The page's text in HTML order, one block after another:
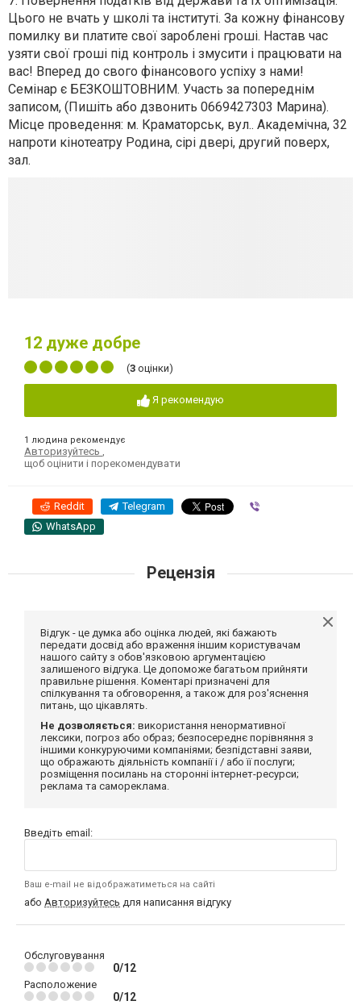
Цього не вчать у школі та інституті. За кожну фінансову
помилку ви платите свої зароблені гроші. Настав час
узяти свої гроші під контроль і змусити і працювати на
вас! Вперед до свого фінансового успіху з нами!
Семінар є БЕЗКОШТОВНИМ. Участь за попереднім
записом, (Пишіть або дзвонить 0669427303 Марина).
Місце проведення: м. Краматорськ, вул.. Академічна, 32
напроти кінотеатру Родина, сірі двері, другий поверх,
зал.
12 дуже добре
(3 оцінки)
Я рекомендую
1 людина рекомендує
Авторизуйтесь ,
щоб оцінити і порекомендувати
Reddit Telegram
WhatsApp
Рецензія
Відгук - це думка або оцінка людей, які бажають
передати досвід або враження іншим користувачам
нашого сайту з обов'язковою аргументацією
залишеного відгука. Це допоможе багатьом прийняти
правильне рішення. Коментарі призначені для
спілкування та обговорення, а також для роз'яснення
питань, що цікавлять.
Не дозволяється: використання ненормативної
лексики, погроз або образ; безпосереднє порівняння з
іншими конкуруючими компаніями; безпідставні заяви,
що ображають діяльність компанії і / або її послуги;
розміщення посилань на сторонні інтернет-ресурси;
реклама та самореклама.
Введіть email:
Ваш e-mail не відображатиметься на сайті
або Авторизуйтесь для написання відгуку
Обслуговування
0/12
Расположение
0/12